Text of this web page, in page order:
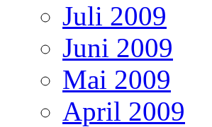
Juli 2009
Juni 2009
Mai 2009
April 2009